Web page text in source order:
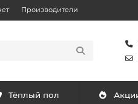
Производители
Тёплый пол